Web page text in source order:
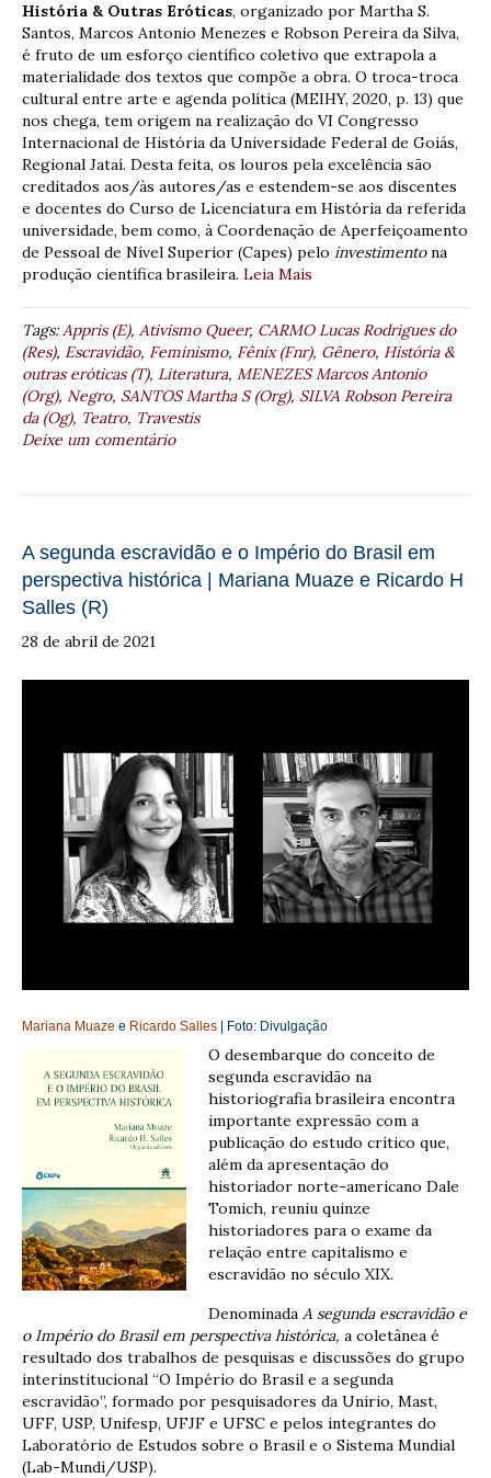
História & Outras Eróticas, organizado por Martha S.
Santos, Marcos Antonio Menezes e Robson Pereira da Silva,
é fruto de um esforço científico coletivo que extrapola a
materialidade dos textos que compõe a obra. O troca-troca
cultural entre arte e agenda política (MEIHY, 2020, p. 13) que
nos chega, tem origem na realização do VI Congresso
Internacional de História da Universidade Federal de Goiás,
Regional Jataí. Desta feita, os louros pela excelência são
creditados aos/às autores/as e estendem-se aos discentes
e docentes do Curso de Licenciatura em História da referida
universidade, bem como, à Coordenação de Aperfeiçoamento
de Pessoal de Nível Superior (Capes) pelo investimentona
produção científica brasileira. Leia Mais
Tags:Appris (E), Ativismo Queer, CARMO Lucas Rodrigues do
(Res), Escravidão, Feminismo, Fênix (Fnr), Gênero, História &
outras eróticas (T), Literatura, MENEZES Marcos Antonio
(Org), Negro, SANTOS Martha S (Org), SILVA Robson Pereira
da (Og), Teatro, Travestis
Deixe um comentário
A segunda escravidão e o Império do Brasil em
perspectiva histórica | Mariana Muaze e Ricardo H
Salles (R)
28 de abril de 2021
Mariana Muaze e Ricardo Salles | Foto: Divulgação
O desembarque do conceito de
segunda escravidão na
historiografia brasileira encontra
importante expressão com a
publicação do estudo crítico que,
além da apresentação do
historiador norte-americano Dale
Tomich, reuniu quinze
historiadores para o exame da
relação entre capitalismo e
escravidão no século XIX.
Denominada A segunda escravidão e
o Império do Brasil em perspectiva histórica, a coletânea é
resultado dos trabalhos de pesquisas e discussões do grupo
interinstitucional “O Império do Brasil e a segunda
escravidão”, formado por pesquisadores da Unirio, Mast,
UFF, USP, Unifesp, UFJF e UFSC e pelos integrantes do
Laboratório de Estudos sobre o Brasil e o Sistema Mundial
(Lab-Mundi/USP).